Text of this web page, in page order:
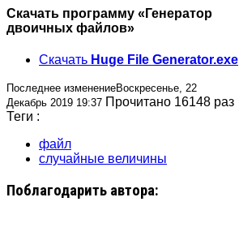
Скачать программу «Генератор
двоичных файлов»
Скачать Huge File Generator.exe
Последнее изменениеВоскресенье, 22
Декабрь 2019 19:37 Прочитано 16148 раз
Теги :
файл
случайные величины
Поблагодарить автора: